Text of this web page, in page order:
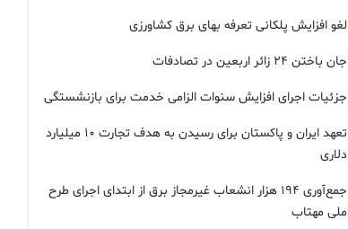
لغو افزایش پلکانی تعرفه بهای برق کشاورزی
جان باختن ۲۴ زائر اربعین در تصادفات
جزئیات اجرای افزایش سنوات الزامی خدمت برای بازنشستگی
تعهد ایران و پاکستان برای رسیدن به هدف تجارت ۱۰ میلیارد
دلاری
جمع‌آوری ۱۹۴ هزار انشعاب غیرمجاز برق از ابتدای اجرای طرح
ملی مهتاب